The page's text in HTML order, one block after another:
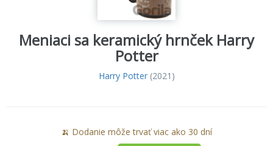
Meniaci sa keramický hrnček Harry
Potter
Harry Potter(2021)
🍌 Dodanie môže trvať viac ako 30 dní